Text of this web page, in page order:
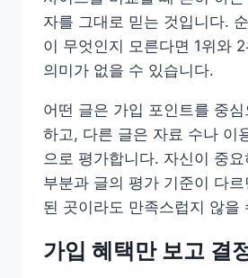
자를 그대로 믿는 것입니다.
이 무엇인지 모른다면 1위와
의미가 없을 수 있습니다.
어떤 글은 가입 포인트를 중
하고, 다른 글은 자료 수나 이
으로 평가합니다. 자신이 중
부분과 글의 평가 기준이 다
된 곳이라도 만족스럽지 않을
가입 혜택만 보고 결